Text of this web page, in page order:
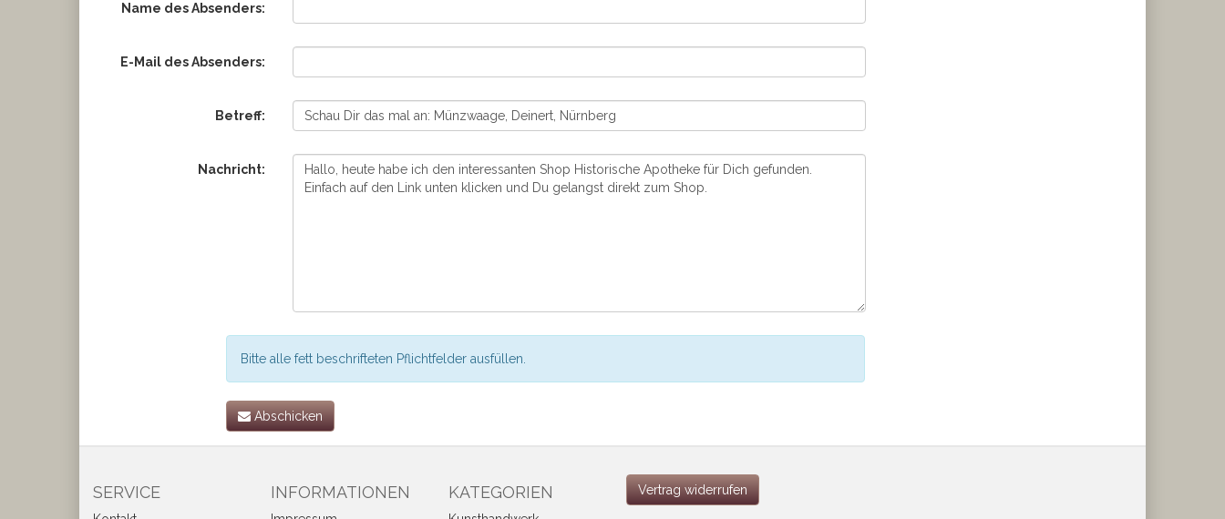
Name des Absenders:
E-Mail des Absenders:
Betreff:
Nachricht:
Bitte alle fett beschrifteten Pflichtfelder ausfüllen.
Abschicken
SERVICE INFORMATIONEN KATEGORIEN Vertrag widerrufen